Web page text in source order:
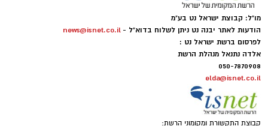
מו"ל: קבוצת ישראל נט בע"מ
הודעות לאתר יבנה נט ניתן לשלוח בדוא"ל - news@isnet.co.il
לפרסום ברשת ישראל נט :
אלדה נתנאל מנהלת הרשת
050-7870908
elda@isnet.co.il
קבוצת התקשורת ומקומוני הרשת: